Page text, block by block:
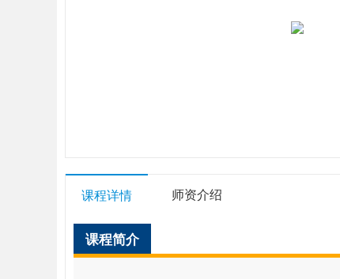
课程详情 师资介绍
课程简介